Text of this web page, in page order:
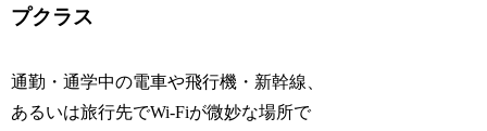
プクラス
通勤・通学中の電車や飛行機・新幹線、
あるいは旅行先でWi-Fiが微妙な場所で